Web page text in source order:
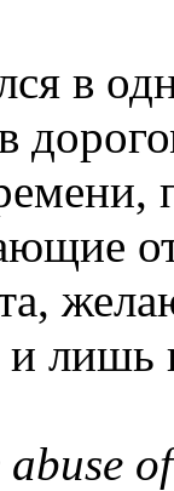
в
лишь